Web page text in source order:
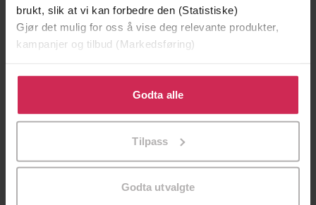
brukt, slik at vi kan forbedre den (Statistiske)
Gjør det mulig for oss å vise deg relevante produkter,
kampanjer og tilbud (Markedsføring)
Klikk på «Godta alle» for å gi oss ditt samtykke til å
bruke cookies for alle disse formålene. Du kan også
tilpasse ditt samtykke til spesifikke formål ved å klikke
Godta alle
Tilpass
Godta utvalgte
199,-
EBOK
349,-
EBOK